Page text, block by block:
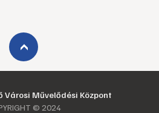
›
Városi Művelődési Központ
© 2024